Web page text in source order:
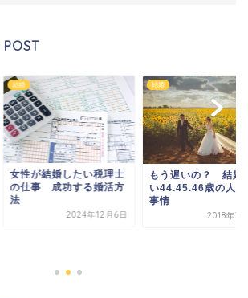
POST
士
方
結婚
もう遅いの？ 結婚した
い44.45.46歳の人の結婚
2018年3月30日
結婚
気になる結婚